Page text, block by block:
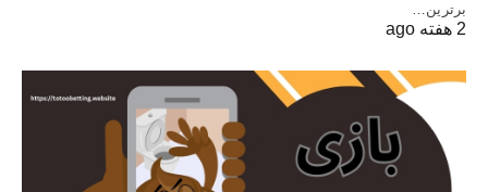
برترین…
2 هفته ago